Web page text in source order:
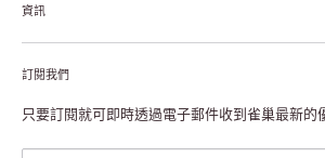
雀巢香港創造共享價值
聯絡我們
私隱聲明
註冊NESCAFÉ® Dolce Gusto®咖啡機
資訊
付款及送貨
退貨或更換
常見問題
訂閱我們
只要訂閱就可即時透過電子郵件收到雀巢最新的